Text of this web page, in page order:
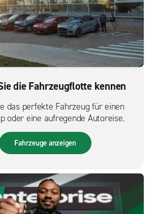
die Fahrzeugflotte kennen
das perfekte Fahrzeug für einen
oder eine aufregende Autoreise.
Fahrzeuge anzeigen